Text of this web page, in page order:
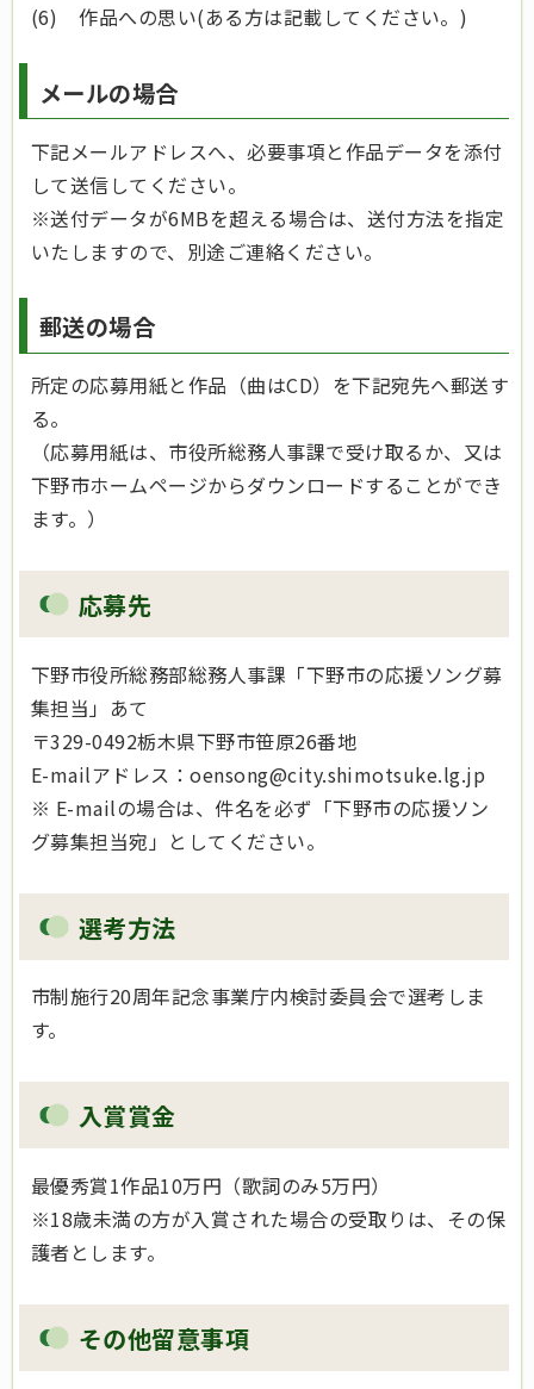
(6) 作品への思い(ある方は記載してください。)
メールの場合
下記メールアドレスへ、必要事項と作品データを添付
して送信してください。
※送付データが6MBを超える場合は、送付方法を指定
いたしますので、別途ご連絡ください。
郵送の場合
所定の応募用紙と作品（曲はCD）を下記宛先へ郵送す
る。
（応募用紙は、市役所総務人事課で受け取るか、又は
下野市ホームページからダウンロードすることができ
ます。）
応募先
下野市役所総務部総務人事課「下野市の応援ソング募
集担当」あて
〒329-0492栃木県下野市笹原26番地
E-mailアドレス：oensong@city.shimotsuke.lg.jp
※ E-mailの場合は、件名を必ず「下野市の応援ソン
グ募集担当宛」としてください。
選考方法
市制施行20周年記念事業庁内検討委員会で選考しま
す。
入賞賞金
最優秀賞1作品10万円（歌詞のみ5万円）
※18歳未満の方が入賞された場合の受取りは、その保
護者とします。
その他留意事項